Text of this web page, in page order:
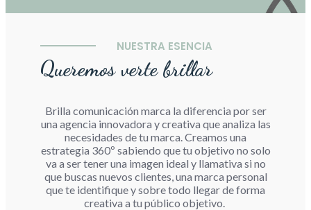
NUESTRA ESENCIA
Queremos verte brillar
Brilla comunicación marca la diferencia por ser
una agencia innovadora y creativa que analiza las
necesidades de tu marca. Creamos una
estrategia 360º sabiendo que tu objetivo no solo
va a ser tener una imagen ideal y llamativa si no
que buscas nuevos clientes, una marca personal
que te identifique y sobre todo llegar de forma
creativa a tu público objetivo.